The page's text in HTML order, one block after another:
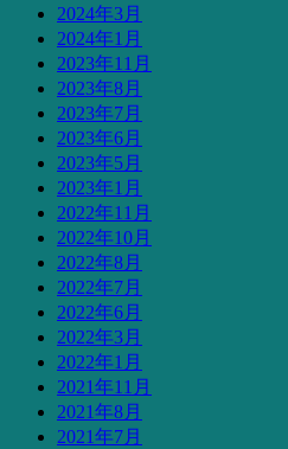
2024年3月
2024年1月
2023年11月
2023年8月
2023年7月
2023年6月
2023年5月
2023年1月
2022年11月
2022年10月
2022年8月
2022年7月
2022年6月
2022年3月
2022年1月
2021年11月
2021年8月
2021年7月